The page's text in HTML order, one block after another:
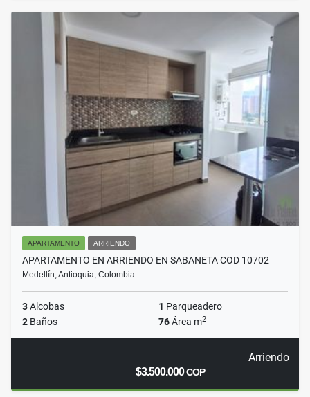
APARTAMENTO ARRIENDO
APARTAMENTO EN ARRIENDO EN SABANETA COD 10702
Medellín, Antioquia, Colombia
3Alcobas 1 Parqueadero
2 Baños 76Área m2
Arriendo
$3.500.000COP